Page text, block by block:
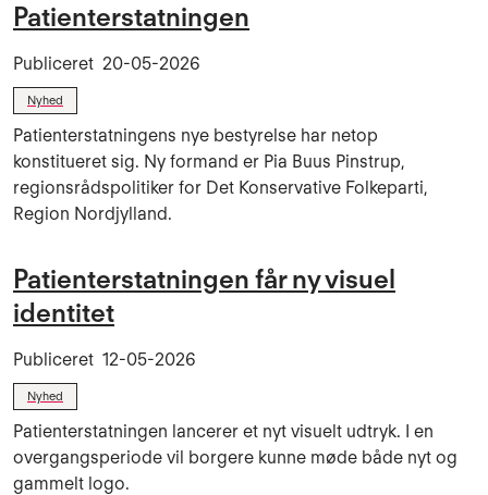
Patienterstatningen
Publiceret 20-05-2026
Nyhed
Patienterstatningens nye bestyrelse har netop
konstitueret sig. Ny formand er Pia Buus Pinstrup,
regionsrådspolitiker for Det Konservative Folkeparti,
Region Nordjylland.
Patienterstatningen får ny visuel
identitet
Publiceret 12-05-2026
Nyhed
Patienterstatningen lancerer et nyt visuelt udtryk. I en
overgangsperiode vil borgere kunne møde både nyt og
gammelt logo.